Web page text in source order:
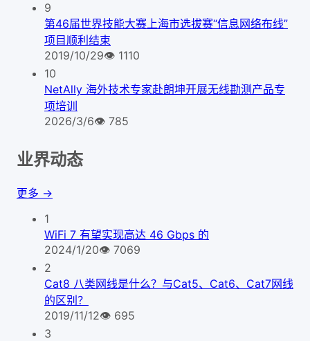
9
第46届世界技能大赛上海市选拔赛“信息网络布线”
项目顺利结束
2019/10/29👁 1110
10
NetAlly 海外技术专家赴朗坤开展无线勘测产品专
项培训
2026/3/6👁 785
业界动态
更多 →
1
WiFi 7 有望实现高达 46 Gbps 的
2024/1/20👁 7069
2
Cat8 八类网线是什么？与Cat5、Cat6、Cat7网线
的区别？
2019/11/12👁 695
3